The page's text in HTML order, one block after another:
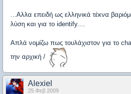
...Aλλα επειδή ως ελληνικά τέκνα
λύση και για το identify....
Απλά νομίζω πως τουλάχιστον για το
την αρχική /
Alexiel
25 Φεβ 2009